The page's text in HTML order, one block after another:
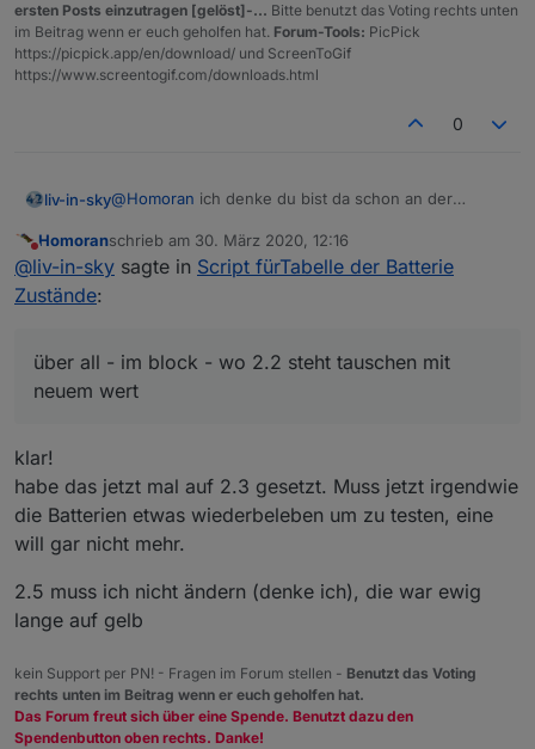
@liv-in-skysagte inScript fürTabelle der Batterie
Zustände :
damit ich das ändern kann
Nennspannung), das bei/nach 2,3V schon wirklich
die ALARM-schwelle sollte also mindestens 2.3 ggf.
sogar schon 2.4V sein.
{val2=symbolKO;json3=symbolKO} else if
(val1helper<=2.5 && val1helper>=2.2)
ersten Posts einzutragen [gelöst]-... Bitte benutzt das Voting rechts unten
im Beitrag wenn er euch geholfen hat. Forum-Tools: PicPick
https://picpick.app/en/download/ und ScreenToGif
https://www.screentogif.com/downloads.html
0
liv-in-sky@Homoran ich denke du bist da schon an der
die zeilen darunter noch anpassen
über all - im block - wo 2.2 steht tauschen mit neuem
wert
Nicht stören
Homoranschrieb am 30. März 2020, 12:16
zuletzt editiert von
@liv-in-sky sagte in Script fürTabelle der Batterie
Zustände:
über all - im block - wo 2.2 steht tauschen mit
neuem wert
klar!
habe das jetzt mal auf 2.3 gesetzt. Muss jetzt irgendwie
die Batterien etwas wiederbeleben um zu testen, eine
will gar nicht mehr.
2.5 muss ich nicht ändern (denke ich), die war ewig
lange auf gelb
kein Support per PN! - Fragen im Forum stellen - Benutzt das Voting
rechts unten im Beitrag wenn er euch geholfen hat.
Das Forum freut sich über eine Spende. Benutzt dazu den
Spendenbutton oben rechts. Danke!